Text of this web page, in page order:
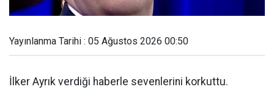
Yayınlanma Tarihi : 05 Ağustos 2026 00:50
İlker Ayrık verdiği haberle sevenlerini korkuttu.